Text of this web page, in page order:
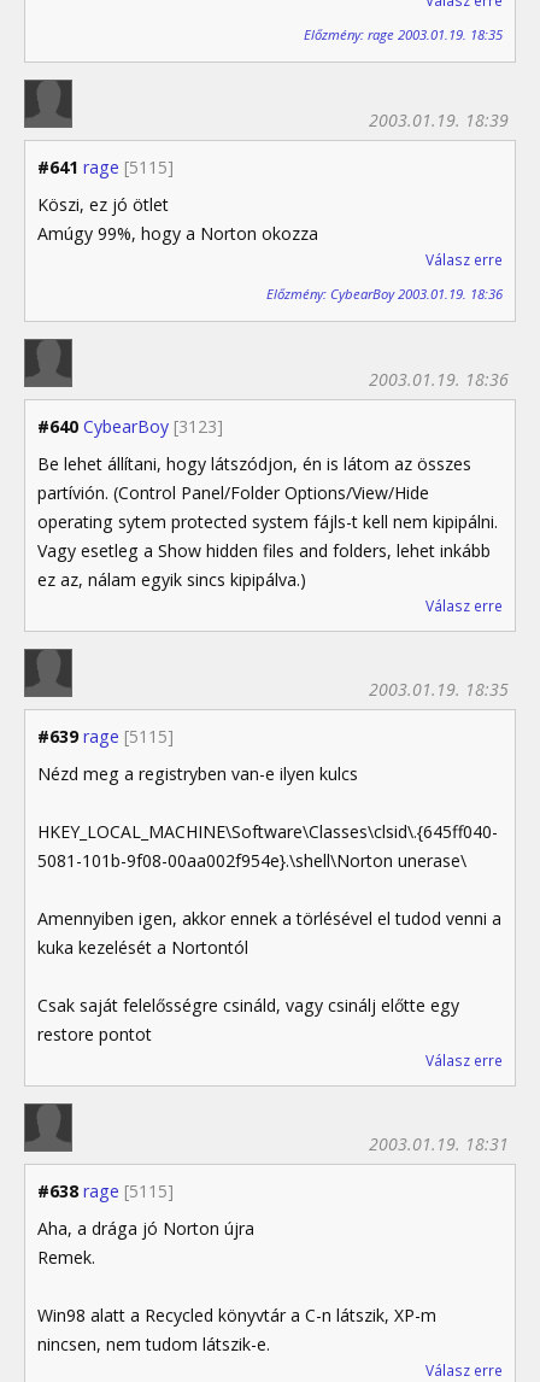
Előzmény: rage 2003.01.19. 18:35
#641 rage [5115]
2003.01.19. 18:39
Köszi, ez jó ötlet
Amúgy 99%, hogy a Norton okozza
Válasz erre
Előzmény: CybearBoy 2003.01.19. 18:36
#640 CybearBoy [3123]
2003.01.19. 18:36
Be lehet állítani, hogy látszódjon, én is látom az összes
partívión. (Control Panel/Folder Options/View/Hide
operating sytem protected system fájls-t kell nem kipipálni.
Vagy esetleg a Show hidden files and folders, lehet inkább
ez az, nálam egyik sincs kipipálva.)
Válasz erre
#639 rage [5115]
2003.01.19. 18:35
Nézd meg a registryben van-e ilyen kulcs
HKEY_LOCAL_MACHINE\Software\Classes\clsid\.{645ff040-
5081-101b-9f08-00aa002f954e}.\shell\Norton unerase\
Amennyiben igen, akkor ennek a törlésével el tudod venni a
kuka kezelését a Nortontól
Csak saját felelősségre csináld, vagy csinálj előtte egy
restore pontot
Válasz erre
#638 rage [5115]
2003.01.19. 18:31
Aha, a drága jó Norton újra
Remek.
Win98 alatt a Recycled könyvtár a C-n látszik, XP-m
nincsen, nem tudom látszik-e.
Válasz erre